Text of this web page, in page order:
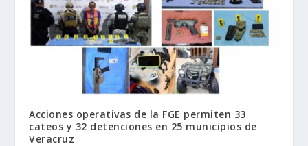
Acciones operativas de la FGE permiten 33
cateos y 32 detenciones en 25 municipios de
Veracruz